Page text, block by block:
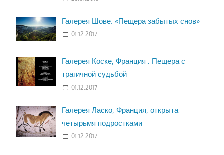
Галерея Шове. «Пещера забытых снов»
01.12.2017
Галерея Коске, Франция : Пещера с
трагичной судьбой
01.12.2017
Галерея Ласко, Франция, открыта
четырьмя подростками
01.12.2017